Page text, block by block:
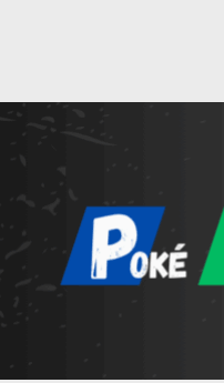
Poké
La passion du jeu vidéo